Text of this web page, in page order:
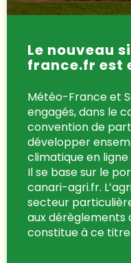
Le nouveau
france.fr est
Météo-France et
engagés, dans le
convention de
développer
climatique en
Il se base sur le
canari-agri.fr.
secteur
aux dérèglements
constitue à ce